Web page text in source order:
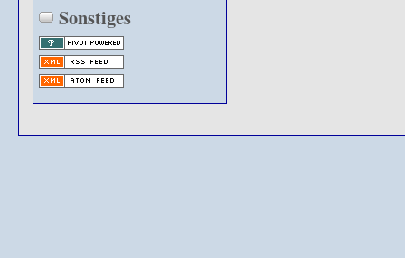
Sonstiges